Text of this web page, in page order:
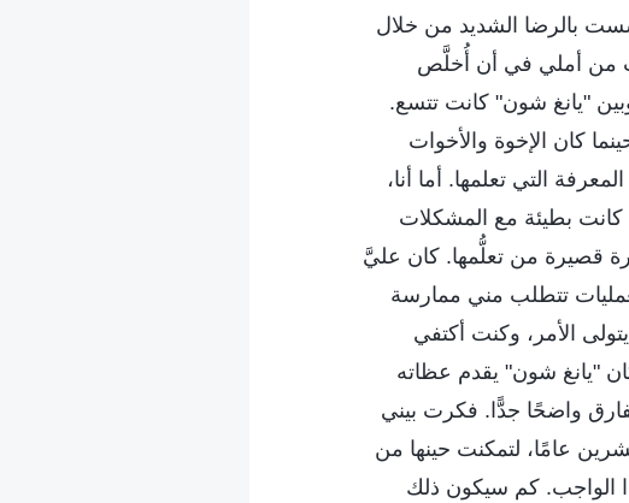
بالرضا الشديد من خلال
من أملي في أن أُخلَّص
"يانغ شون" كانت تتسع.
كان الإخوة والأخوات
التي تعلمها. أما أنا،
بطيئة مع المشكلات
قصيرة من تعلُّمها. كان عليَّ
تتطلب مني ممارسة
الأمر، وكنت أكتفي
كان "يانغ شون" يقدم عظاته
واضحًا جدًّا. فكرت بيني
عامًا، لتمكنت حينها من
الواجب. كم سيكون ذلك